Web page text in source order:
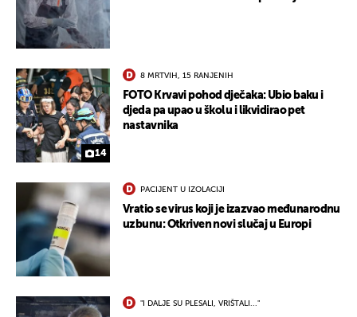
14
8 MRTVIH, 15 RANJENIH
FOTO Krvavi pohod dječaka: Ubio baku i
djeda pa upao u školu i likvidirao pet
nastavnika
PACIJENT U IZOLACIJI
Vratio se virus koji je izazvao međunarodnu
uzbunu: Otkriven novi slučaj u Europi
"I DALJE SU PLESALI, VRIŠTALI..."